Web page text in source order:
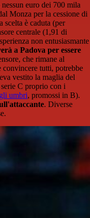
euro dei 700 mila
Monza per la cessione di
scelta è caduta (per
centrale (1,91 di
non entusiasmante
a Padova per essere
che rimane al
convincere tutti, potrebbe
vestito la maglia del
C proprio con i
umbri, promossi in B).
. Diverse